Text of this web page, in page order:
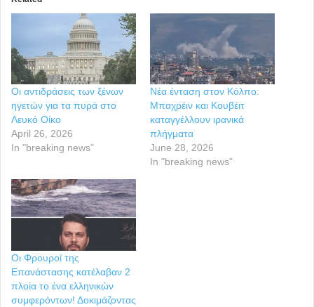
Οι αντιδράσεις των ξένων
ηγετών για τα πυρά στο
Λευκό Οίκο
April 26, 2026
In "breaking news"
Νέα ένταση στον Κόλπο:
Μπαχρέιν και Κουβέιτ
καταγγέλλουν ιρανικά
πλήγματα
June 28, 2026
In "breaking news"
Οι Φρουροί της
Επανάστασης κατέλαβαν 2
πλοία το ένα ελληνικών
συμφερόντων! Δοκιμάζοντας